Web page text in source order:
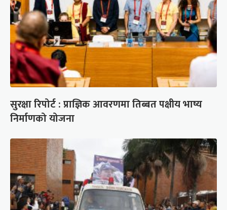
सुरक्षा रिपोर्ट : प्राज्ञिक आवरणमा तिब्बत पक्षीय भाष्य
निर्माणको योजना